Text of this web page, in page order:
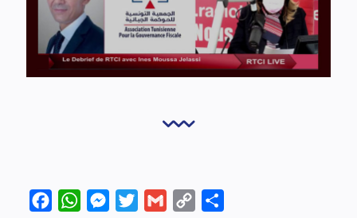
FacebookWhatsAppMessengerTwitterGmail
Copy